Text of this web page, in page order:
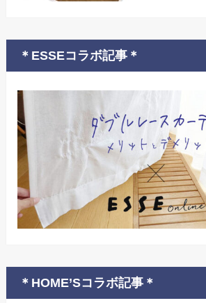
＊ESSEコラボ記事＊
＊HOME’Sコラボ記事＊